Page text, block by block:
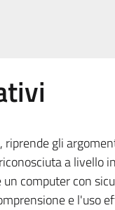
gli
a
computer con
e l'uso